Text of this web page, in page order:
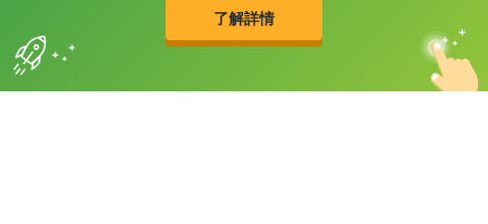
了解詳情
的品牌故事